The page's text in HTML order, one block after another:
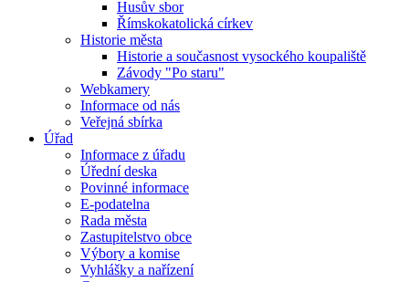
Husův sbor
Římskokatolická církev
Historie města
Historie a současnost vysockého koupaliště
Závody "Po staru"
Webkamery
Informace od nás
Veřejná sbírka
Úřad
Informace z úřadu
Úřední deska
Povinné informace
E-podatelna
Rada města
Zastupitelstvo obce
Výbory a komise
Vyhlášky a nařízení